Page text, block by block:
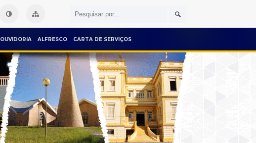
OUVIDORIA ALFRESCO CARTA DE SERVIÇOS